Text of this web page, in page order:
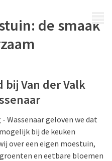
de smaak
bij Van der Valk
Wassenaar geloven we dat
bij de keuken
over een eigen moestuin,
en eetbare bloemen